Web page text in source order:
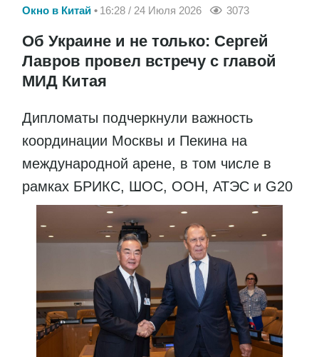
Окно в Китай 16:28 / 24 Июля 2026 3073
Об Украине и не только: Сергей
Лавров провел встречу с главой
МИД Китая
Дипломаты подчеркнули важность
координации Москвы и Пекина на
международной арене, в том числе в
рамках БРИКС, ШОС, ООН, АТЭС и G20